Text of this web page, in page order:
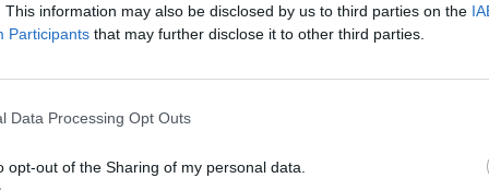
This information may also be disclosed by us to third parties on the
Participants that may further disclose it to other third parties.
Data Processing Opt Outs
opt-out of the Sharing of my personal data.
mai echilibrat și cel mai imprevizibil.
for the